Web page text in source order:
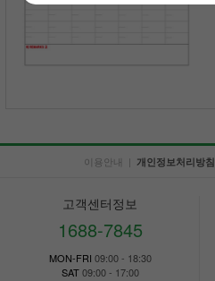
이용안내 | 개인정보처리방침
고객센터정보
1688-7845
MON-FRI 09:00 - 18:30
SAT09:00 - 17:00